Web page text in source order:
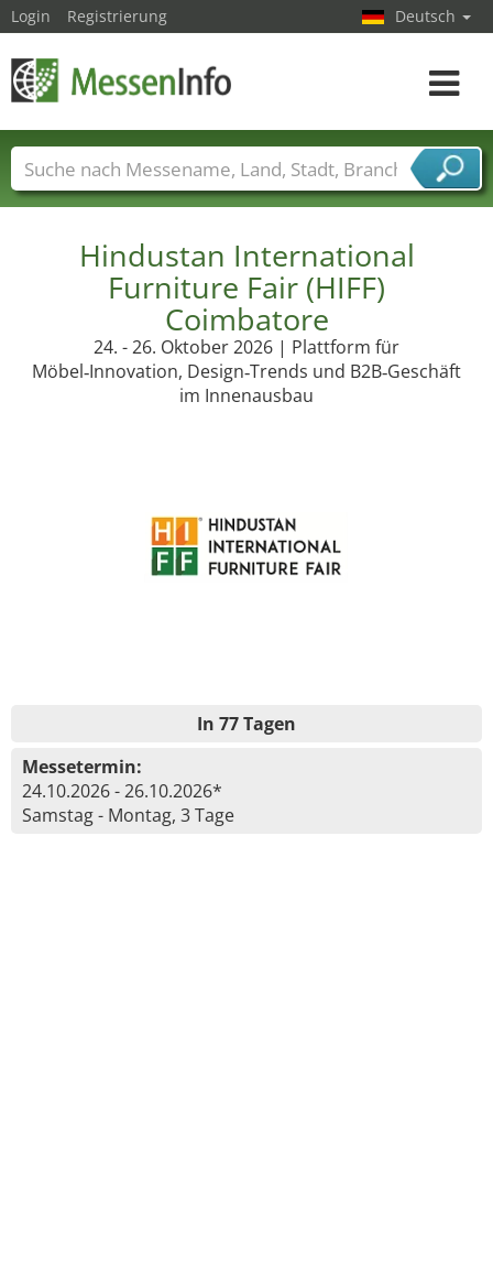
Hindustan International
Furniture Fair (HIFF)
Coimbatore
24. - 26. Oktober 2026 | Plattform für
Möbel‑Innovation, Design‑Trends und B2B‑Geschäft
im Innenausbau
In 77 Tagen
Messetermin:
24.10.2026 - 26.10.2026*
Samstag - Montag, 3 Tage
Login Registrierung Deutsch
Toggle
Messenamen Länder Städte
Branchen